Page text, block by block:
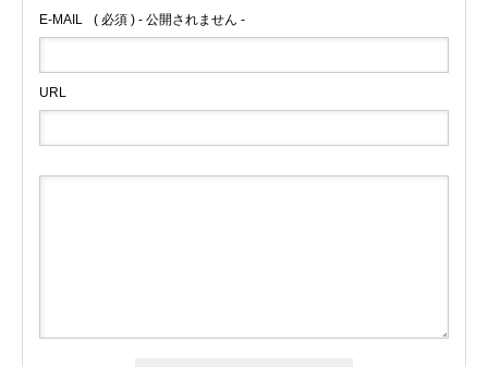
E-MAIL ( 必須 ) - 公開されません -
URL